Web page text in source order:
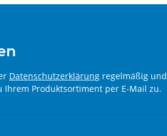
Datenschutzerklärung regelmäßig und
Produktsortiment per E-Mail zu.